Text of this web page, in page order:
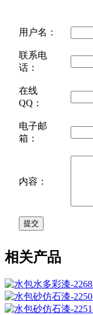
用户名：
联系电
话：
在线
QQ：
电子邮
箱：
内容：
相关产品